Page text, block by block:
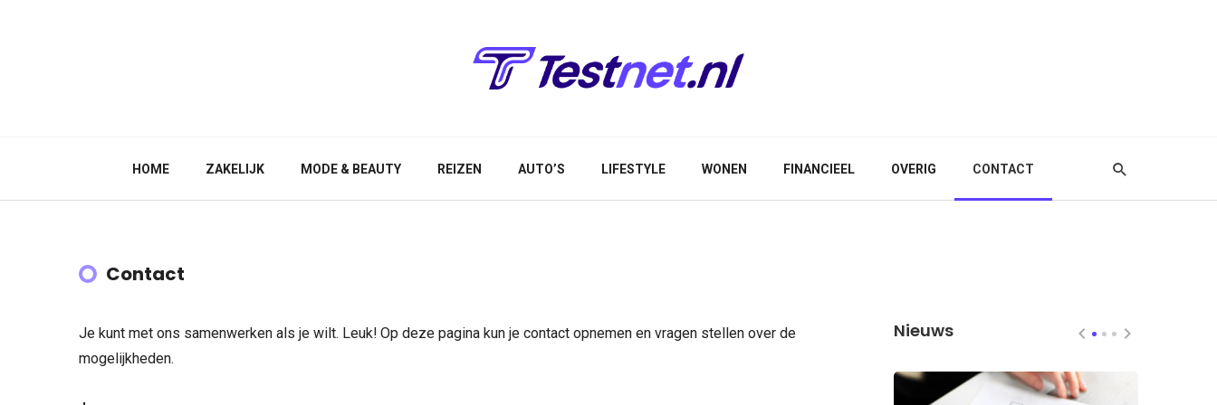
HOME ZAKELIJK MODE & BEAUTY REIZEN AUTO’S LIFESTYLE WONEN FINANCIEEL OVERIG CONTACT
Contact
Je kunt met ons samenwerken als je wilt. Leuk! Op deze pagina kun je contact opnemen en vragen stellen over de
mogelijkheden.
Nieuws